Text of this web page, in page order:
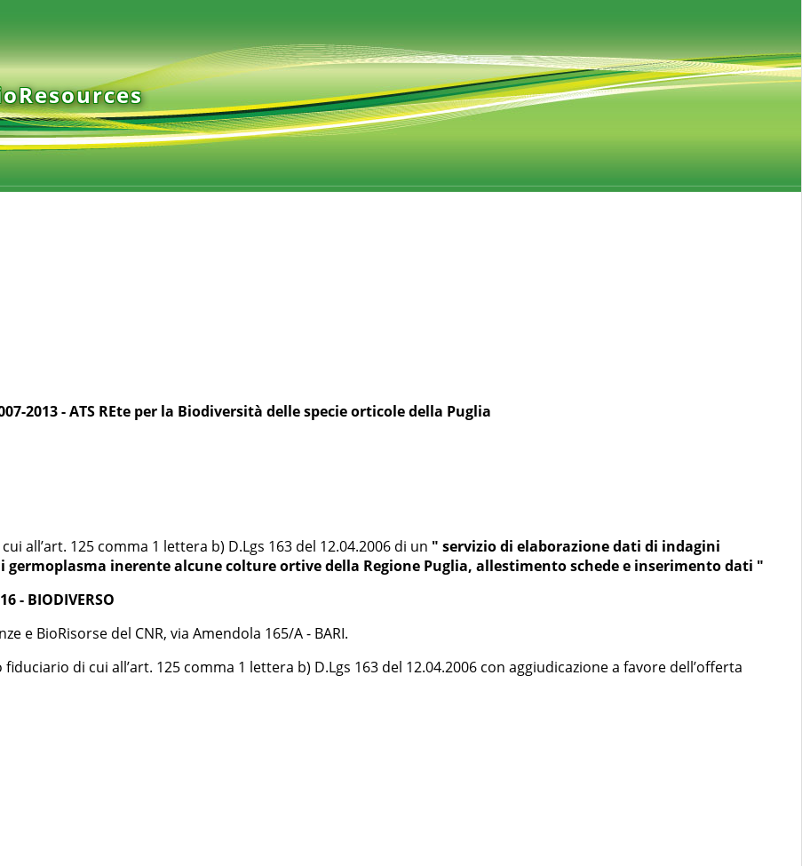
2013 - ATS REte per la Biodiversità delle specie orticole della Puglia
all’art. 125 comma 1 lettera b) D.Lgs 163 del 12.04.2006 di un " servizio di elaborazione dati di indagini
inerente alcune colture ortive della Regione Puglia, allestimento schede e inserimento dati "
- BIODIVERSO
e BioRisorse del CNR, via Amendola 165/A - BARI.
di cui all’art. 125 comma 1 lettera b) D.Lgs 163 del 12.04.2006 con aggiudicazione a favore dell’offerta